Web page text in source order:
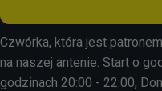
Czwórka, która jest
na naszej antenie. Start o
godzinach 20:00 - 22:00,